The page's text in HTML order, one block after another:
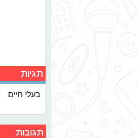
תגיות
בעלי חיים
תגובות